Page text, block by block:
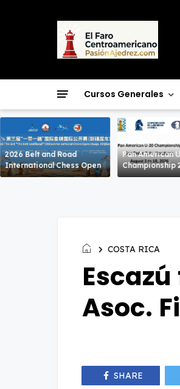
Cursos Generales
2026 Belt and Road
International Chess Open
Pan American
Championship
COSTA RICA
Asoc.
SHARE